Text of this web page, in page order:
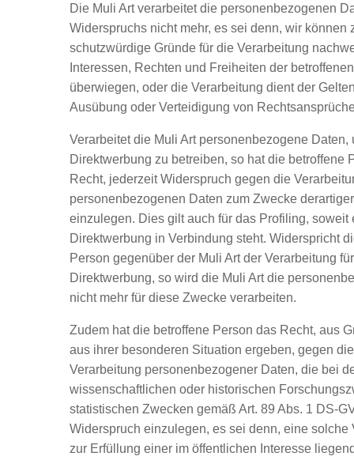
Die Muli Art verarbeitet die personenbezogenen
Widerspruchs nicht mehr, es sei denn, wir können
schutzwürdige Gründe für die Verarbeitung
Interessen, Rechten und Freiheiten der
überwiegen, oder die Verarbeitung dient der
Ausübung oder Verteidigung von
Verarbeitet die Muli Art personenbezogene Daten,
Direktwerbung zu betreiben, so hat die betroffene
Recht, jederzeit Widerspruch gegen die
personenbezogenen Daten zum Zwecke
einzulegen. Dies gilt auch für das Profiling, soweit
Direktwerbung in Verbindung steht. Widerspricht
Person gegenüber der Muli Art der Verarbeitung
Direktwerbung, so wird die Muli Art die
nicht mehr für diese Zwecke verarbeiten.
Zudem hat die betroffene Person das Recht, aus
aus ihrer besonderen Situation ergeben, gegen
Verarbeitung personenbezogener Daten, die bei
wissenschaftlichen oder historischen
statistischen Zwecken gemäß Art. 89 Abs. 1 DS-
Widerspruch einzulegen, es sei denn, eine solche
zur Erfüllung einer im öffentlichen Interesse